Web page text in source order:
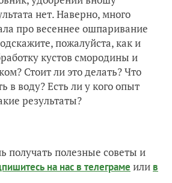
нет. Наверно, много
про весеннее ошпаривание
пожалуйста, как и
кустов смородины и
Стоит ли это делать? Что
в воду? Есть ли у кого опыт
результаты?
получать полезные советы и
на нас в телеграме или в